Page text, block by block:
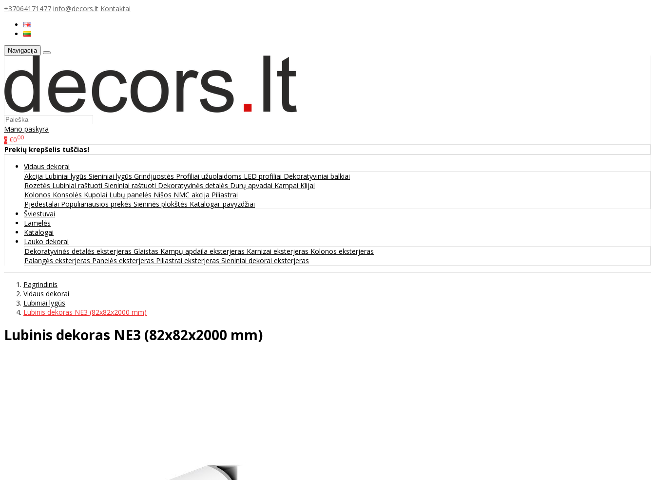
+37064171477 info@decors.lt Kontaktai
Navigacija
Mano paskyra
0 €000
Prekių krepšelis tuščias!
Vidaus dekorai
Akcija Lubiniai lygūs Sieniniai lygūs Grindjuostės Profiliai užuolaidoms LED profiliai Dekoratyviniai balkiai
Rozetės Lubiniai raštuoti Sieniniai raštuoti Dekoratyvinės detalės Durų apvadai Kampai Klijai
Kolonos Konsolės Kupolai Lubų panelės Nišos NMC akcija Piliastrai
Pjedestalai Populiariausios prekės Sieninės plokštės Katalogai. pavyzdžiai
Šviestuvai
Lamelės
Katalogai
Lauko dekorai
Dekoratyvinės detalės eksterjeras Glaistas Kampų apdaila eksterjeras Karnizai eksterjeras Kolonos eksterjeras
Palangės eksterjeras Panelės eksterjeras Piliastrai eksterjeras Sieniniai dekorai eksterjeras
Pagrindinis
Vidaus dekorai
Lubiniai lygūs
Lubinis dekoras NE3 (82x82x2000 mm)
Lubinis dekoras NE3 (82x82x2000 mm)